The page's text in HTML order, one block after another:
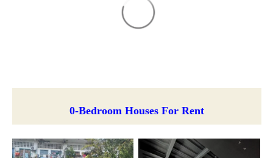
0-Bedroom Houses For Rent